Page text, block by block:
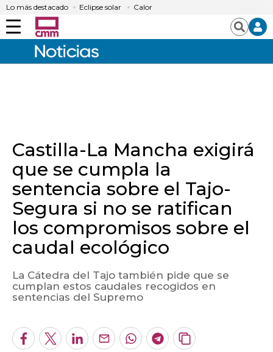
Lo más destacado Eclipse solar Calor
Menú Buscar
Castilla-La Mancha exigirá
que se cumpla la
sentencia sobre el Tajo-
Segura si no se ratifican
los compromisos sobre el
caudal ecológico
La Cátedra del Tajo también pide que se
cumplan estos caudales recogidos en
sentencias del Supremo
Algo salió mal.
An error occurred, please try again later.
Facebook
TwitterLinkedInEnviarWhatsapp
Telegram
Copiar